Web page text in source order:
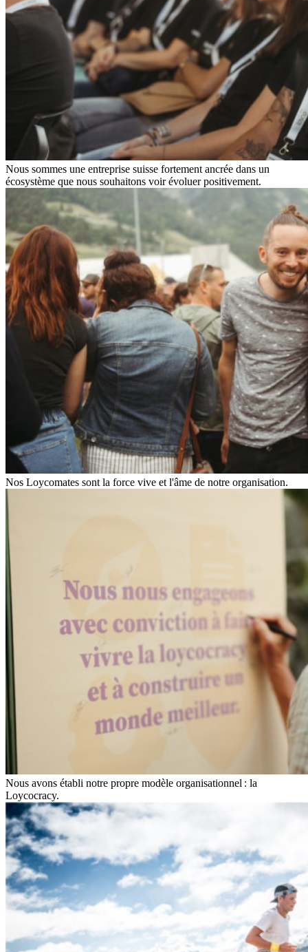
Nous sommes une entreprise suisse fortement ancrée dans un
écosystème que nous souhaitons voir évoluer positivement.
Nos Loycomates sont la force vive et l'âme de notre organisation.
Nous avons établi notre propre modèle organisationnel : la
Loycocracy.